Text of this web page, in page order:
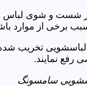
شست و شوی لباس
برخی از موارد
تخریب شده
رفع نمایند.
سامسونگ